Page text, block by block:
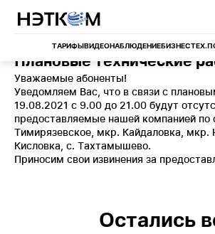
ТАРИФЫВИДЕОНАБЛЮДЕНИЕБИЗНЕС
Плановые технические
Уважаемые абоненты!
Уведомляем Вас, что в связи с
19.08.2021 с 9.00 до 21.00 будут
предоставляемые нашей компанией
Тимирязевское, мкр. Кайдаловка,
Кисловка, с. Тахтамышево.
Приносим свои извинения за
Остались